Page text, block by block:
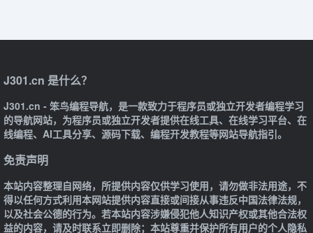
J301.cn 是什么？
J301.cn - 笨鸟编程导航，是一款致力于程序员或独立开发者编程学习
的导航网站，为程序员或独立开发者提供在线工具、在线学习平台、在
线编程、AI工具分享、源码下载、编程开发教程等网站导航指引。
免责声明
本站内容整理自网络，所提供内容仅供学习使用，请勿做非法用途，不
得以任何方式利用本网站提供内容直接或间接从事违反中国法律法规，
以及社会公德的行为。若本站内容涉嫌侵犯他人知识产权或其他合法权
益的内容，请及时联系立即删除；本站尊重并保护所有用户的个人隐私